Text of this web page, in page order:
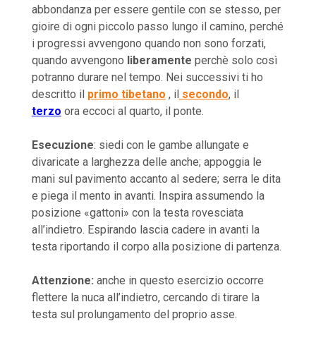
abbondanza per essere gentile con se stesso, per
gioire di ogni piccolo passo lungo il camino, perché
i progressi avvengono quando non sono forzati,
quando avvengono liberamente perchè solo così
potranno durare nel tempo. Nei successivi ti ho
descritto il primo tibetano , ilsecondo, il
terzo ora eccoci al quarto, il ponte.
Esecuzione: siedi con le gambe allungate e
divaricate a larghezza delle anche; appoggia le
mani sul pavimento accanto al sedere; serra le dita
e piega il mento in avanti. Inspira assumendo la
posizione «gattoni» con la testa rovesciata
all’indietro. Espirando lascia cadere in avanti la
testa riportando il corpo alla posizione di partenza.
Attenzione: anche in questo esercizio occorre
flettere la nuca all’indietro, cercando di tirare la
testa sul prolungamento del proprio asse.